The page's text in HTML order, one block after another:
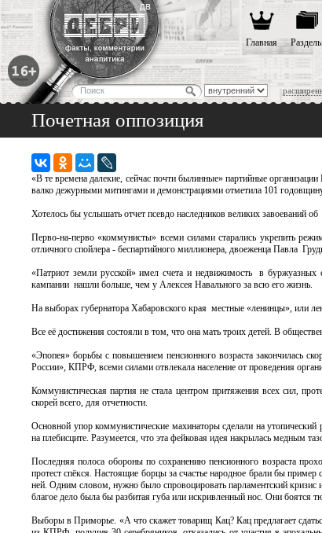
Главная
Почетная оппозиция
«В те времена далекие, сейчас почти былинные» партийные
валко дежурными митингами и демонстрациями отметила 101
Хотелось бы услышать отчет псевдо наследников великих завоеваний
Перво-на-перво «коммунисты» всеми силами старались укрепить
отличного спойлера - беспартийного миллионера, двоеженца Павла
«Патриот земли русской» имел счета и недвижимость в буржуазных
кампании нашли больше, чем у Алексея Навального за всю его жизнь.
На выборах губернатора Хабаровского края местные «ленинцы», или
Все её достижения состояли в том, что она мать троих детей. В
«Эпопея» борьбы с повышением пенсионного возраста закончилась
России», КПРФ, всеми силами отвлекала население от проведения
Коммунистическая партия не стала центром притяжения всех сил,
скорей всего, для отчетности.
Основной упор коммунистические махинаторы сделали на
на плебисците. Разумеется, что эта фейковая идея накрылась медным
Последняя полоса обороны по сохранению пенсионного возраста
протест спёкся. Настоящие борцы за счастье народное брали бы
ней. Одним словом, нужно было спровоцировать парламентский кризис
благое дело была бы разбитая губа или искривленный нос. Они боятся
Выборы в Приморье. «А что скажет товарищ Кац? Кац предлагает